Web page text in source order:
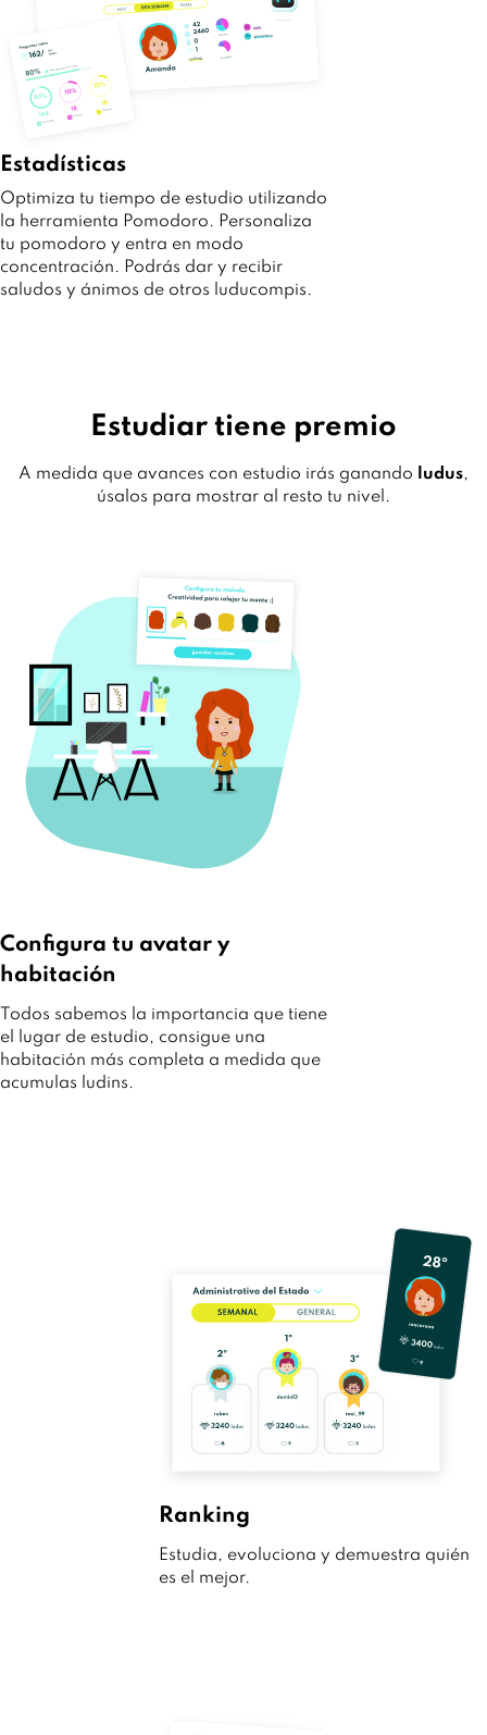
Estadísticas
Optimiza tu tiempo de estudio utilizando
la herramienta Pomodoro. Personaliza
tu pomodoro y entra en modo
concentración. Podrás dar y recibir
saludos y ánimos de otros luducompis.
Estudiar tiene premio
A medida que avances con estudio irás ganando ludus,
úsalos para mostrar al resto tu nivel.
Configura tu avatar y
habitación
Todos sabemos la importancia que tiene
el lugar de estudio, consigue una
habitación más completa a medida que
acumulas ludins.
Ranking
Estudia, evoluciona y demuestra quién
es el mejor.